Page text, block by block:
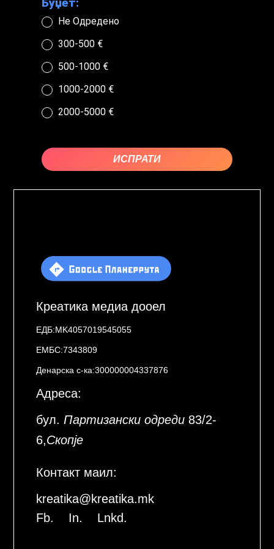
Буџет:
Не Одредено
300-500 €
500-1000 €
1000-2000 €
2000-5000 €
ИСПРАТИ
Креатика медиа дооел
ЕДБ:MK4057019545055
ЕМБС:7343809
Денарска с-ка:300000004337876
Адреса:
бул.Партизански одреди 83/2-
6,Скопје
Контакт маил:
kreatika@kreatika.mk
Fb.
In. Lnkd.